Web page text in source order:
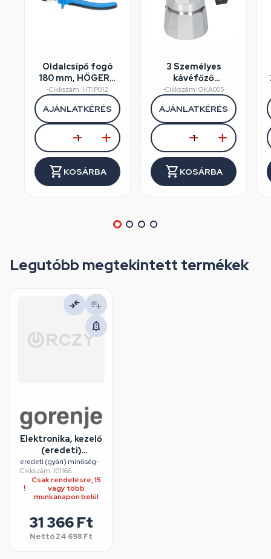
Oldalcsípő fogó
180 mm, HÖGERT
HT1P012
•Cikkszám: HT1P012
AJÁNLATKÉRÉS
KOSÁRBA
3 Személyes
kávéfőző
alumínium dobozos
•Cikkszám: GKA005
AJÁNLATKÉRÉS
KOSÁRBA
Legutóbb megtekintett termékek
Elektronika, kezelő
(eredeti)
GORENJE/MORA
szárítógép
eredeti (gyári) minőség•
Cikkszám: 101166
Csak rendelésre, 15
vagy több
munkanapon belül
31 366 Ft
Nettó24 698 Ft